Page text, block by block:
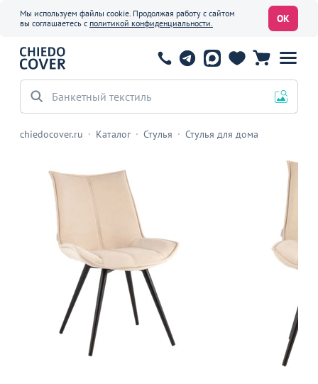
Мы используем файлы cookie. Продолжая работу с сайтом
вы соглашаетесь с политикой конфиденциальности. ОК
Банкетный текстиль
chiedocover.ru Каталог Стулья Стулья для дома